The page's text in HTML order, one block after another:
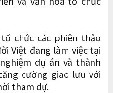
chức các phiên thảo
Việt đang làm việc tại
dự án và thành
cường giao lưu với
tham dự.